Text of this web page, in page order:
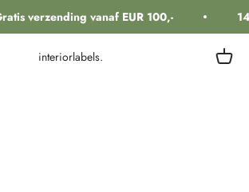
verzending vanaf EUR 100,-
interiorlabels.